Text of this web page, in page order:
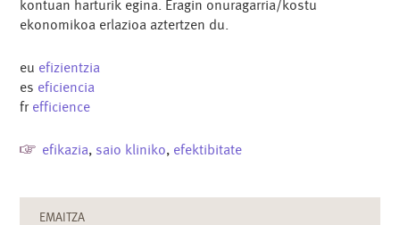
kontuan harturik egina. Eragin onuragarria/kostu
ekonomikoa erlazioa aztertzen du.
eu efizientzia
es eficiencia
fr efficience
efikazia, saio kliniko, efektibitate
EMAITZA